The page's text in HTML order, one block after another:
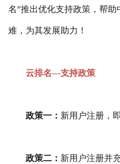
名”推出优化支持政策，帮助
难，为其发展助力！
云排名—支持政策
政策一： 新用户注册，
政策二： 新用户注册并